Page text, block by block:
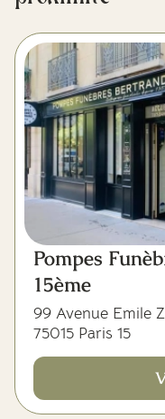
Pompes
15ème
99 Avenue Emile
75015 Paris 15